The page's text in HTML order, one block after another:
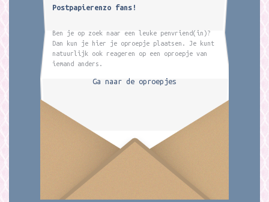
Postpapierenzo fans!
Ben je op zoek naar een leuke penvriend(in)?
Dan kun je hier je oproepje plaatsen. Je kunt
natuurlijk ook reageren op een oproepje van
iemand anders.
Ga naar de oproepjes